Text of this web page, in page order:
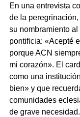
En una entrevista
de la
su nombramiento
pontificia: «Acepté
porque ACN
mi corazón». El
como una
bien» y que
comunidades
de grave